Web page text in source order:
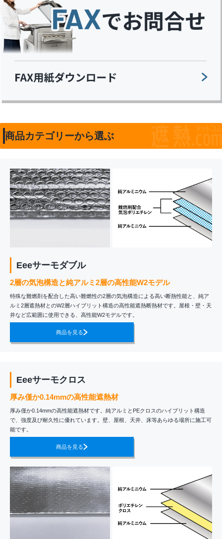
商品カテゴリーから選ぶ
Eeeサーモダブル
2層の気泡構造と純アルミ2層の高性能W2モデル
特殊な難燃剤を配合した高い難燃性の2層の気泡構造による高い断熱性能と、純ア
ルミ2層遮熱材とのW2層ハイブリット構造の高性能遮熱断熱材です。屋根・壁・天
井など広範囲に使用できる、高性能W2モデルです。
商品を見る
Eeeサーモクロス
厚み僅か0.14mmの高性能遮熱材
厚み僅か0.14mmの高性能遮熱材です。純アルミとPEクロスのハイブリット構造
で、強度及び耐久性に優れています。壁、屋根、天井、床等あらゆる場所に施工可
能です。
商品を見る